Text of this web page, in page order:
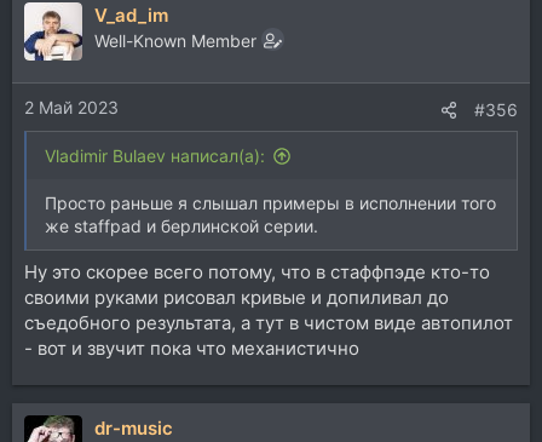
V_ad_im
Well-Known Member
2 Май 2023 #356
Vladimir Bulaev написал(а):
Просто раньше я слышал примеры в исполнении того
же staffpad и берлинской серии.
Ну это скорее всего потому, что в стаффпэде кто-то
своими руками рисовал кривые и допиливал до
съедобного результата, а тут в чистом виде автопилот
- вот и звучит пока что механистично
dr-music